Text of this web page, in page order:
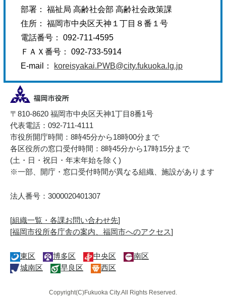
部署： 福祉局 高齢社会部 高齢社会政策課
住所： 福岡市中央区天神１丁目８番１号
電話番号： 092-711-4595
ＦＡＸ番号： 092-733-5914
E-mail：
koreisyakai.PWB@city.fukuoka.lg.jp
〒810-8620 福岡市中央区天神1丁目8番1号
代表電話：092-711-4111
市役所開庁時間：8時45分から18時00分まで
各区役所の窓口受付時間：8時45分から17時15分まで
(土・日・祝日・年末年始を除く)
※一部、開庁・窓口受付時間が異なる組織、施設があります
法人番号：3000020401307
[組織一覧・各課お問い合わせ先]
[福岡市役所各庁舎の案内、福岡市へのアクセス]
東区 博多区 中央区
南区
城南区
早良区 西区
Copyright(C)Fukuoka City.All Rights Reserved.